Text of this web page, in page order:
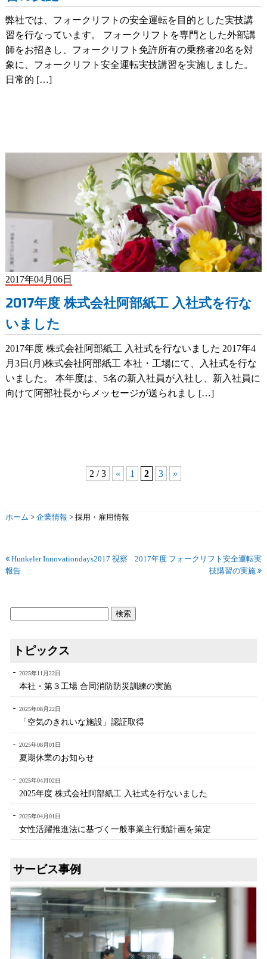
弊社では、フォークリフトの安全運転を目的とした実技講
習を行なっています。 フォークリフトを専門とした外部講
師をお招きし、フォークリフト免許所有の乗務者20名を対
象に、フォークリフト安全運転実技講習を実施しました。
日常的 […]
2017年04月06日
2017年度 株式会社阿部紙工 入社式を行な
いました
2017年度 株式会社阿部紙工 入社式を行ないました 2017年4
月3日(月)株式会社阿部紙工 本社・工場にて、入社式を行な
いました。 本年度は、5名の新入社員が入社し、新入社員に
向けて阿部社長からメッセージが送られまし […]
2 / 3 « 1 2 3 »
ホーム > 企業情報 > 採用・雇用情報
Hunkeler Innovationdays2017 視察
報告
2017年度 フォークリフト安全運転実
技講習の実施
トピックス
2025年11月22日
本社・第３工場 合同消防防災訓練の実施
2025年08月22日
「空気のきれいな施設」認証取得
2025年08月01日
夏期休業のお知らせ
2025年04月02日
2025年度 株式会社阿部紙工 入社式を行ないました
2025年04月01日
女性活躍推進法に基づく一般事業主行動計画を策定
サービス事例